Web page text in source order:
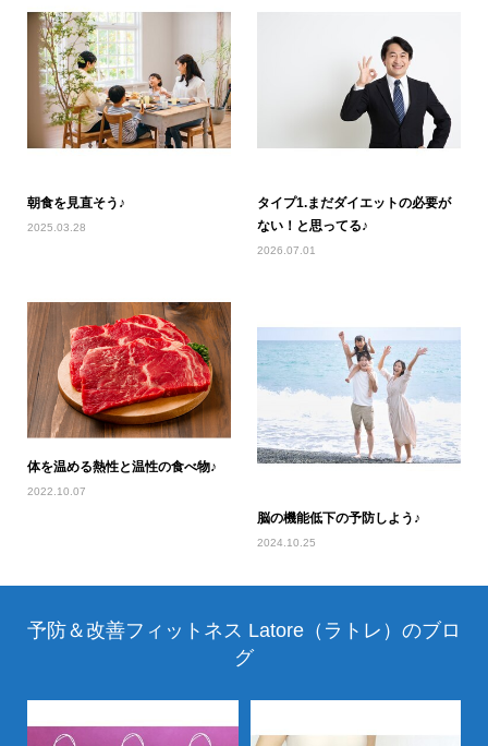
朝食を見直そう♪
2025.03.28
タイプ1.まだダイエットの必要が
ない！と思ってる♪
2026.07.01
体を温める熱性と温性の食べ物♪
2022.10.07
脳の機能低下の予防しよう♪
2024.10.25
予防＆改善フィットネス Latore（ラトレ）のブロ
グ